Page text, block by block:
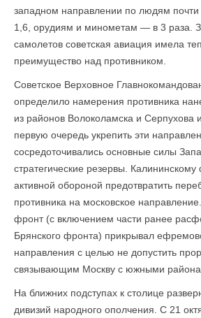
западном направлении по людям
1,6, орудиям и минометам — в 3 раза.
самолетов советская авиация имела
преимущество над противником.
Советское Верховное
определило намерения противника
из районов Волоколамска и Серпухова
первую очередь укрепить эти
сосредоточивались основные силы
стратегические резервы.
активной обороной предотвратить
противника на московское
фронт (с включением части ранее
Брянского фронта) прикрывал
направления с целью не допустить
связывающим Москву с южными
На ближних подступах к столице
дивизий народного ополчения. С 21